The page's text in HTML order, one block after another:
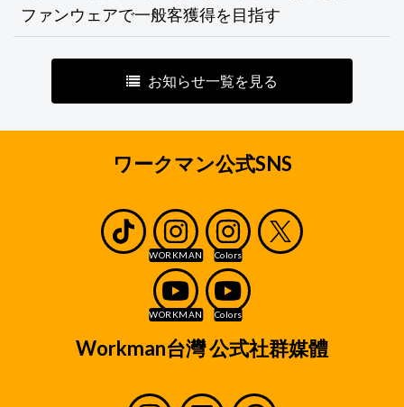
ファンウェアで一般客獲得を目指す
お知らせ一覧を見る
ワークマン公式SNS
Workman台灣 公式社群媒體